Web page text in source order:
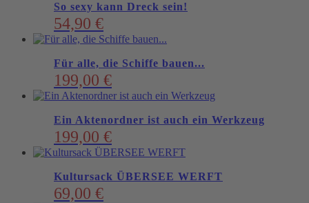
So sexy kann Dreck sein!
54,90 €
Für alle, die Schiffe bauen...
199,00 €
Ein Aktenordner ist auch ein Werkzeug
199,00 €
Kultursack ÜBERSEE WERFT
69,00 €